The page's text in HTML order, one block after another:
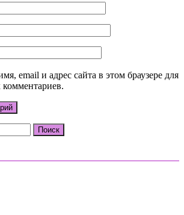
email и адрес сайта в этом браузере для